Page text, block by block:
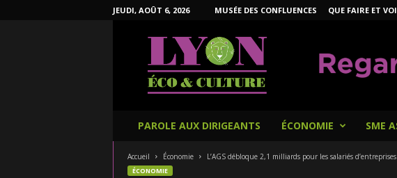
JEUDI, AOÛT 6, 2026 MUSÉE DES CONFLUENCES QUE FAIRE ET
PAROLE AUX DIRIGEANTS ÉCONOMIE SME
Accueil Économie L’AGS débloque 2,1 milliards pour les salariés
ÉCONOMIE